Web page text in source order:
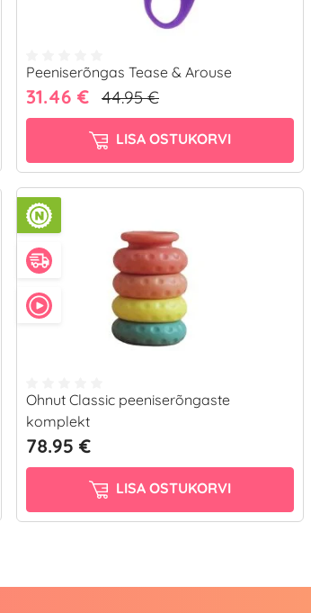
Peeniserõngas Tease & Arouse
31.46 € 44.95 €
LISA OSTUKORVI
Ohnut Classic peeniserõngaste
komplekt
78.95 €
LISA OSTUKORVI